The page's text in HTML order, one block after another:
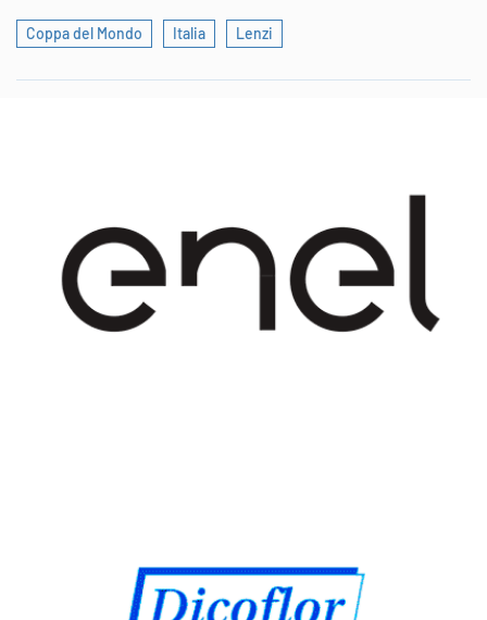
Coppa del Mondo Italia Lenzi